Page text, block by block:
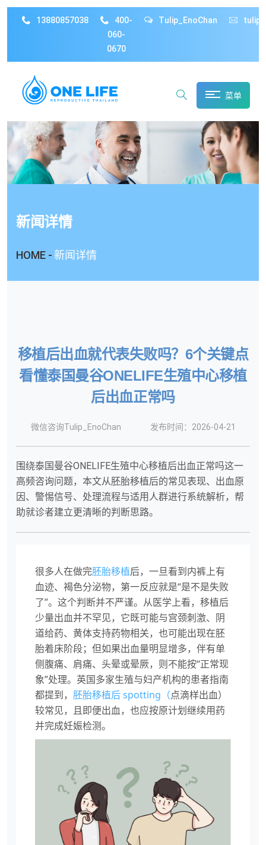
13880857038
400-
060-
0670
Tulip_EnoChan
菜单
新闻详情
HOME - 新闻详情
移植后出血就代表失败吗？6个关键点
看懂泰国曼谷ONELIFE生殖中心移植
后出血正常吗
微信咨询Tulip_EnoChan 发布时间：2026-04-21
围绕泰国曼谷ONELIFE生殖中心移植后出血正常吗这一
高频咨询问题，本文从胚胎移植后的常见表现、出血原
因、警惕信号、处理流程与适用人群进行系统解析，帮
助就诊者建立更清晰的判断思路。
很多人在做完胚胎移植后，一旦看到内裤上有
血迹、褐色分泌物，第一反应就是“是不是失败
了”。这个判断并不严谨。从医学上看，移植后
少量出血并不罕见，它既可能与宫颈刺激、阴
道给药、黄体支持药物相关，也可能出现在胚
胎着床阶段；但如果出血量明显增多，伴有单
侧腹痛、肩痛、头晕或晕厥，则不能按“正常现
象”处理。英国多家生殖与妇产机构的患者指南
都提到， 胚胎移植后 spotting（点滴样出血）
较常见，且即便出血，也应按原计划继续用药
并完成妊娠检测。